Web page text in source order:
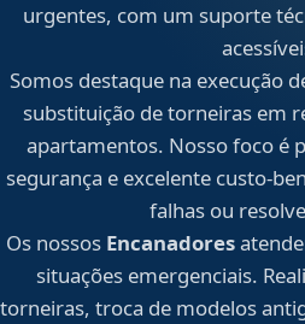
urgentes, com um suporte
Somos destaque na execução
substituição de torneiras em
apartamentos. Nosso foco é
segurança e excelente custo-
falhas ou
Os nossos Encanadores
situações emergenciais.
torneiras, troca de modelos